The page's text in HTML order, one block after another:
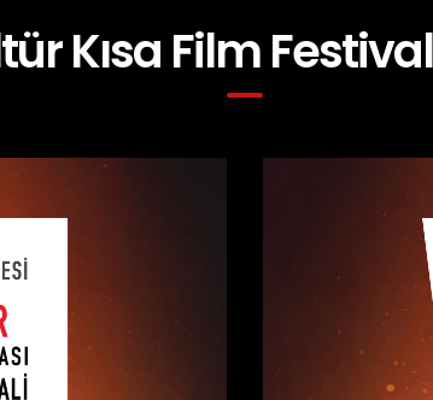
Kısa Film